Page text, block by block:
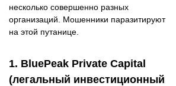
несколько совершенно разных
организаций. Мошенники паразитируют
на этой путанице.
1. BluePeak Private Capital
(легальный инвестиционный